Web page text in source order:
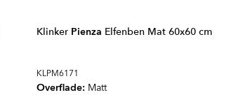
Klinker Pienza Elfenben Mat 60x60 cm
KLPM6171
Overflade: Matt